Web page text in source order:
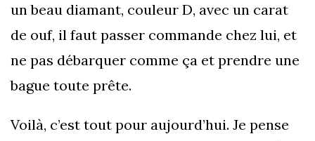
un beau diamant, couleur D, avec un carat
de ouf, il faut passer commande chez lui, et
ne pas débarquer comme ça et prendre une
bague toute prête.
Voilà, c’est tout pour aujourd’hui. Je pense